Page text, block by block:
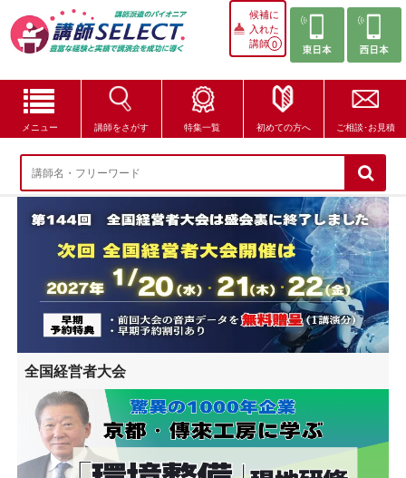
候補に
入れた
講師0
メニュー 講師をさがす 特集一覧 初めての方へ ご相談･お見積
講師をさがす
特集一覧
講師セレクトが選ばれる理由
ブログ・コラム
はじめての方へ
ご相談・お見積
全国経営者大会